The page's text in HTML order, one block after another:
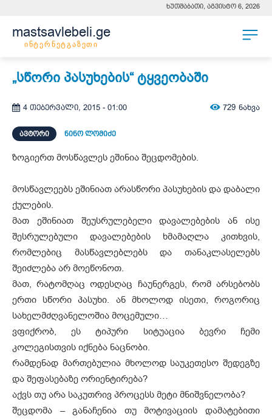
ხუთშაბათი, აგვისტო 6, 2026
mastsavlebeli.ge
ინტერნეტგაზეთი
„სწორი პასუხების“ ტყვეობაში
4 თებერვალი, 2015 - 01:00 729 ნახვა
ᲐᲕᲢᲝᲠᲘ ნინო ლომიძე
ზოგიერთ მოსწავლეს ეშინია შეცდომების.
მოსწავლეებს ეშინიათ არასწორი პასუხების და დაბალი
ქულების.
მათ ეშინიათ შეუსრულებელი დავალებების ან ისე
შესრულებული დავალებების ხმამაღლა კითხვის,
რომლებიც მასწავლებლებს და თანაკლასელებს
შეიძლება არ მოეწონოთ.
მათ, რატომღაც ოდესღაც ჩაუნერგეს, რომ არსებობს
ერთი სწორი პასუხი. ან მხოლოდ ისეთი, როგორიც
სახელმძღვანელოშია მოცემული…
ვფიქრობ, ეს ტიპური სიტუაცია ბევრი ჩემი
კოლეგისთვის იქნება ნაცნობი.
რამდენად მართებულია მხოლოდ საუკეთესო შედეგზე
და შეფასებაზე ორიენტირება?
აქვს თუ არა საკუთრივ პროცესს მეტი მნიშვნელობა?
შეცდომა – განაჩენია თუ მოტივაციის დამატებითი